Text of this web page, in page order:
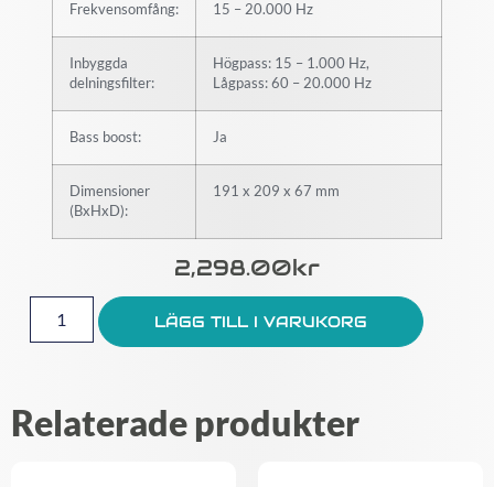
Frekvensomfång: 15 – 20.000 Hz
Inbyggda
delningsfilter:
Högpass: 15 – 1.000 Hz,
Lågpass: 60 – 20.000 Hz
Bass boost: Ja
Dimensioner
(BxHxD):
191 x 209 x 67 mm
2,298.00Kr
LÄGG TILL I VARUKORG
Relaterade produkter